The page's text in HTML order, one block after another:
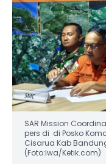
SAR Mission
pers di di Posko
Cisarua Kab
(Foto:Iwa/Ketik.com)